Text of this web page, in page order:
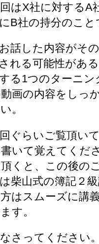
はX社に対するA
B社の持分のこと
話した内容がそ
れる可能性がある
る1つのターニン
画の内容をしっ
。
ぐらいご覧頂い
いて覚えてくだ
くと、この後の
柴山式の簿記２
はスムーズに講
す。
さってください。